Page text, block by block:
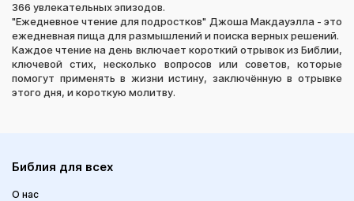
366 увлекательных эпизодов.
"Ежедневное чтение для подростков" Джоша Макдауэлла - это
ежедневная пища для размышлений и поиска верных решений.
Каждое чтение на день включает короткий отрывок из Библии,
ключевой стих, несколько вопросов или советов, которые
помогут применять в жизни истину, заключённую в отрывке
этого дня, и короткую молитву.
Библия для всех
О нас